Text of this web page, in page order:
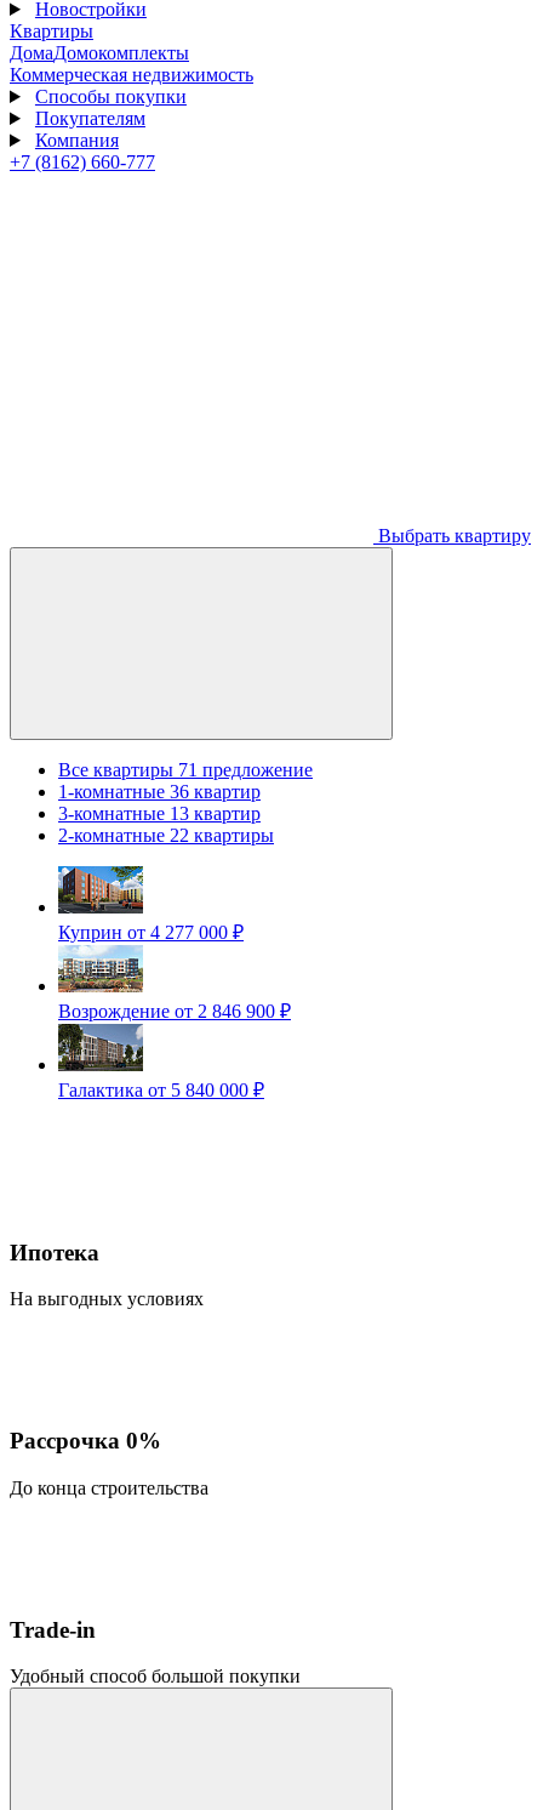
Новостройки
Квартиры
ДомаДомокомплекты
Коммерческая недвижимость
Способы покупки
Покупателям
Компания
+7 (8162) 660-777
Выбрать квартиру
Все квартиры 71 предложение
1-комнатные 36 квартир
3-комнатные 13 квартир
2-комнатные 22 квартиры
Куприн от 4 277 000 ₽
Возрождение от 2 846 900 ₽
Галактика от 5 840 000 ₽
Ипотека
На выгодных условиях
Рассрочка 0%
До конца строительства
Trade-in
Удобный способ большой покупки